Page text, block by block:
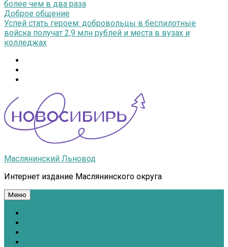
более чем в два раза
Доброе общение
Успей стать героем: добровольцы в беспилотные
войска получат 2,9 млн рублей и места в вузах и
колледжах
Маслянинский Льновод
Интернет издание Маслянинского округа
Меню